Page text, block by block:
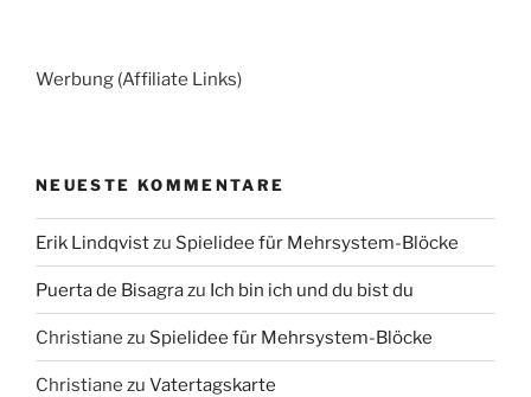
Werbung (Affiliate Links)
NEUESTE KOMMENTARE
Erik Lindqvistzu Spielidee für Mehrsystem-Blöcke
Puerta de Bisagrazu Ich bin ich und du bist du
Christiane zu Spielidee für Mehrsystem-Blöcke
Christiane zu Vatertagskarte